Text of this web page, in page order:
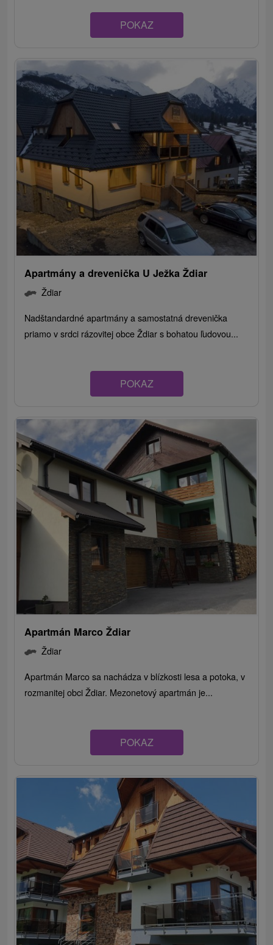
POKAZ
Apartmány a drevenička U Ježka Ždiar
Ždiar
Nadštandardné apartmány a samostatná drevenička
priamo v srdci rázovitej obce Ždiar s bohatou ľudovou...
POKAZ
Apartmán Marco Ždiar
Ždiar
Apartmán Marco sa nachádza v blízkosti lesa a potoka, v
rozmanitej obci Ždiar. Mezonetový apartmán je...
POKAZ